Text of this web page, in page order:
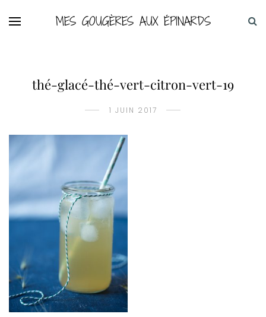
MES GOUGÈRES AUX ÉPINARDS
thé-glacé-thé-vert-citron-vert-19
1 JUIN 2017